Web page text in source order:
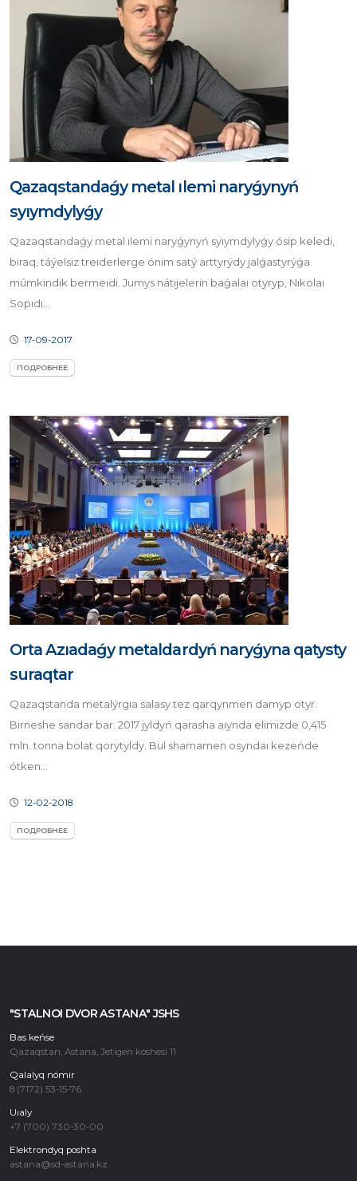
Qazaqstandaǵy metal ılemi naryǵynyń
syıymdylyǵy
Qazaqstandaǵy metal ılemi naryǵynyń syıymdylyǵy ósip keledi,
biraq, táýelsiz treıderlerge ónim satý arttyrýdy jalǵastyrýǵa
múmkindik bermeıdi. Jumys nátıjelerin baǵalaı otyryp, Nıkolaı
Sopıdı...
17-09-2017
ПОДРОБНЕЕ
Orta Azıadaǵy metaldardyń naryǵyna qatysty
suraqtar
Qazaqstanda metalýrgıa salasy tez qarqynmen damyp otyr.
Birneshe sandar bar. 2017 jyldyń qarasha aıynda elimizde 0,415
mln. tonna bolat qorytyldy. Bul shamamen osyndaı kezeńde
ótken...
12-02-2018
ПОДРОБНЕЕ
"STALNOI DVOR ASTANA" JSHS
Bas keńse
Qazaqstan, Astana, Jetigen kóshesi 11
Qalalyq nómir
8 (7172) 53-15-76
Uıaly
+7 (700) 730-30-00
Elektrondyq poshta
astana@sd-astana.kz